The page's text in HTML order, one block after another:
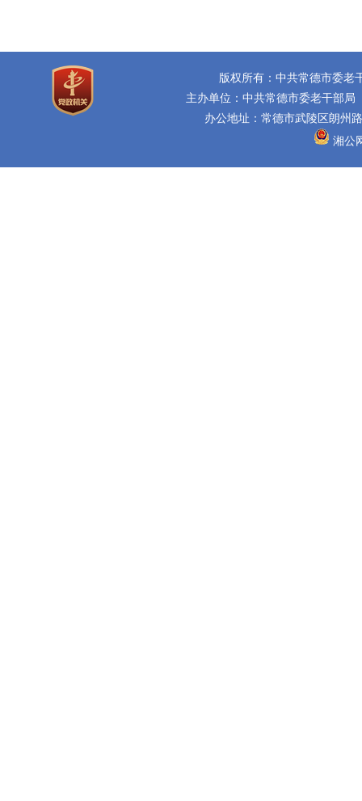
版权所有：中共常德市委老
主办单位：中共常德市委老干部
办公地址：常德市武陵区朗
湘公